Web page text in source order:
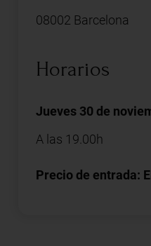
08002 Barcelona
Horarios
Jueves 30 de
A las 19.00h
Precio de entrada: